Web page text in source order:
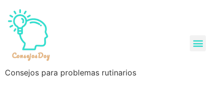
Consejos para problemas rutinarios